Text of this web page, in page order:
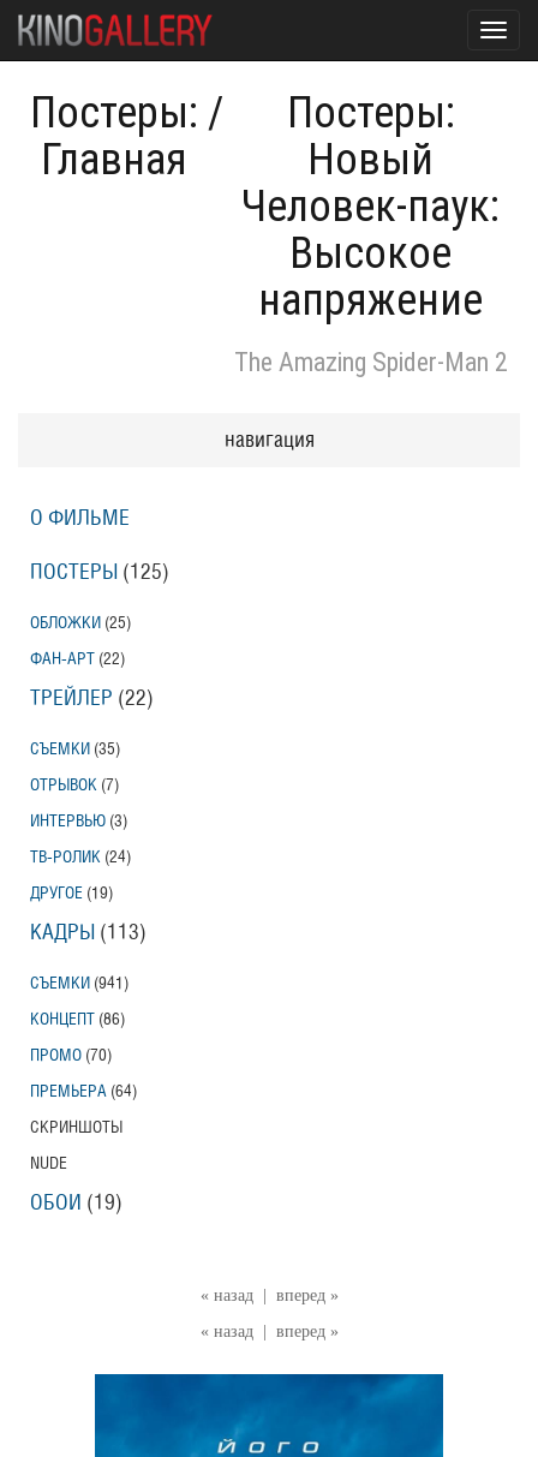
Постеры:
Главная
/
Постеры:
Новый
Человек-паук:
Высокое
напряжение
The Amazing Spider-Man 2
« назад
вперед »
« назад
вперед »
навигация
О ФИЛЬМЕ
ПОСТЕРЫ (125)
ОБЛОЖКИ (25)
ФАН-АРТ (22)
ТРЕЙЛЕР (22)
СЪЕМКИ (35)
ОТРЫВОК (7)
ИНТЕРВЬЮ (3)
ТВ-РОЛИК (24)
ДРУГОЕ (19)
КАДРЫ (113)
СЪЕМКИ (941)
КОНЦЕПТ (86)
ПРОМО (70)
ПРЕМЬЕРА (64)
СКРИНШОТЫ
NUDE
ОБОИ (19)